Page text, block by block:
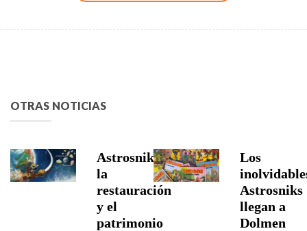
OTRAS NOTICIAS
Astrosniks,
la
restauración
y el
patrimonio
Los
Astrosniks
llegan a
Dolmen